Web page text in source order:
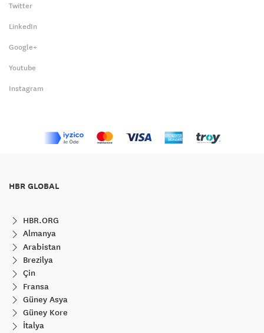
Twitter
LinkedIn
Google+
Youtube
Instagram
HBR GLOBAL
HBR.ORG
Almanya
Arabistan
Brezilya
Çin
Fransa
Güney Asya
Güney Kore
İtalya